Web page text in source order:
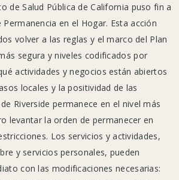
de Salud Pública de California puso fin a
en el Hogar. Esta acción
volver a las reglas y el marco del Plan
segura y niveles codificados por
actividades y negocios están abiertos
locales y la positividad de las
Riverside permanece en el nivel más
levantar la orden de permanecer en
Los servicios y actividades,
y servicios personales, pueden
con las modificaciones necesarias: